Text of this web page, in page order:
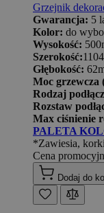
Grzejnik
Gwarancja: 5
Kolor: do
Wysokość:
Szerokość:
Głębokość:
Moc grzewcza
Rodzaj
Rozstaw
Max ciśnienie
PALETA
*Zawiesia,
Cena
Dodaj do